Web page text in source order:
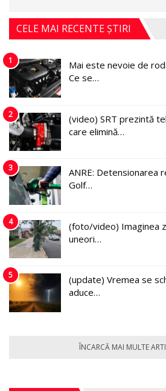
CELE MAI RECENTE ȘTIRI
1
Mai este nevoie de
Ce se…
2
(video) SRT prezintă
care elimină…
3
ANRE: Detensionarea
Golf…
4
(foto/video) Imaginea
uneori…
5
(update) Vremea se
aduce…
ÎNCARCĂ MAI MULTE